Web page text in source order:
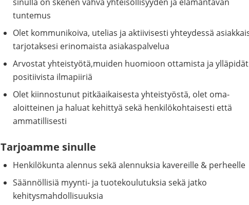
tuntemus
Olet kommunikoiva, utelias ja aktiivisesti yhteydessä
tarjotaksesi erinomaista asiakaspalvelua
Arvostat yhteistyötä,muiden huomioon ottamista ja ylläpidät
positiivista ilmapiiriä
Olet kiinnostunut pitkäaikaisesta yhteistyöstä, olet oma-
aloitteinen ja haluat kehittyä sekä henkilökohtaisesti että
ammatillisesti
Tarjoamme sinulle
Henkilökunta alennus sekä alennuksia kavereille & perheelle
Säännöllisiä myynti- ja tuotekoulutuksia sekä jatko
kehitysmahdollisuuksia